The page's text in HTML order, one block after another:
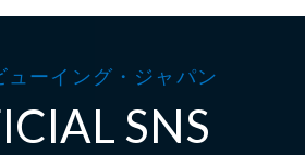
ューイング・ジャパン
SNS